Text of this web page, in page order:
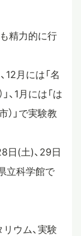
精力的に行
12月には「名
、1月には「は
」で実験教
日(土)、29日
立科学館で
ウム、実験